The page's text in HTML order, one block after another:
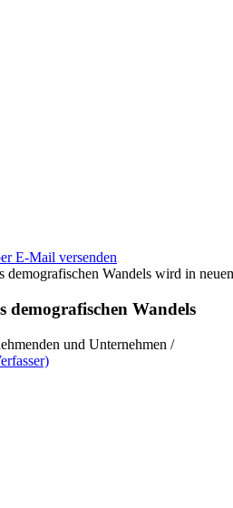
E-Mail versenden
wird in
demografischen Wandels
und Unternehmen /